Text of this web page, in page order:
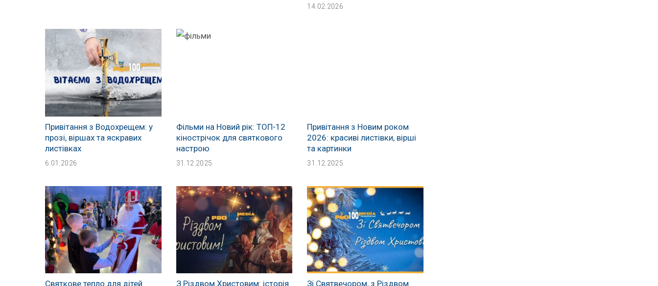
14.02.2026
Привітання з Водохрещем: у
прозі, віршах та яскравих
листівках
6.01.2026
Фільми на Новий рік: ТОП-12
кінострічок для святкового
настрою
31.12.2025
Привітання з Новим роком
2026: красиві листівки, вірші
та картинки
31.12.2025
Святкове тепло для дітей
З Різдвом Христовим: історія
Зі Святвечором, з Різдвом